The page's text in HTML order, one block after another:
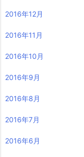
2016年12月
2016年11月
2016年10月
2016年9月
2016年8月
2016年7月
2016年6月